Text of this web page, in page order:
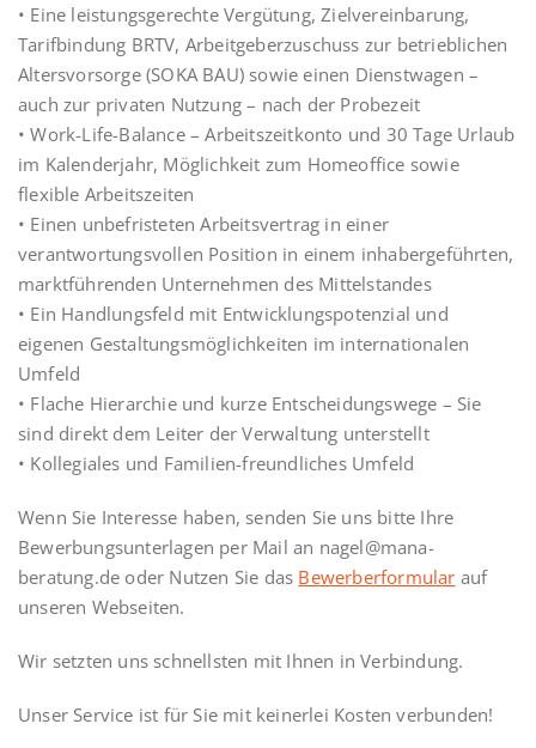
• Eine leistungsgerechte Vergütung, Zielvereinbarung,
Tarifbindung BRTV, Arbeitgeberzuschuss zur betrieblichen
Altersvorsorge (SOKA BAU) sowie einen Dienstwagen –
auch zur privaten Nutzung – nach der Probezeit
• Work-Life-Balance – Arbeitszeitkonto und 30 Tage Urlaub
im Kalenderjahr, Möglichkeit zum Homeoffice sowie
flexible Arbeitszeiten
• Einen unbefristeten Arbeitsvertrag in einer
verantwortungsvollen Position in einem inhabergeführten,
marktführenden Unternehmen des Mittelstandes
• Ein Handlungsfeld mit Entwicklungspotenzial und
eigenen Gestaltungsmöglichkeiten im internationalen
Umfeld
• Flache Hierarchie und kurze Entscheidungswege – Sie
sind direkt dem Leiter der Verwaltung unterstellt
• Kollegiales und Familien-freundliches Umfeld
Wenn Sie Interesse haben, senden Sie uns bitte Ihre
Bewerbungsunterlagen per Mail an nagel@mana-
beratung.de oder Nutzen Sie das Bewerberformular auf
unseren Webseiten.
Wir setzten uns schnellsten mit Ihnen in Verbindung.
Unser Service ist für Sie mit keinerlei Kosten verbunden!